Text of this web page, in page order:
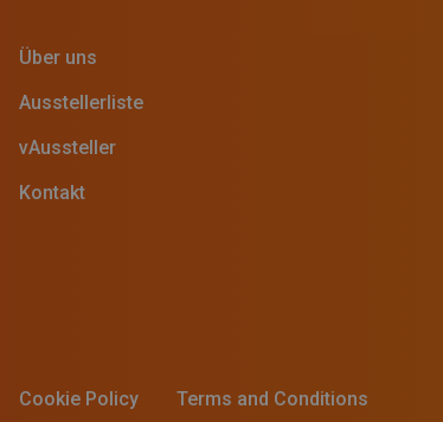
Über uns
Ausstellerliste
vAussteller
Kontakt
Cookie Policy Terms and Conditions